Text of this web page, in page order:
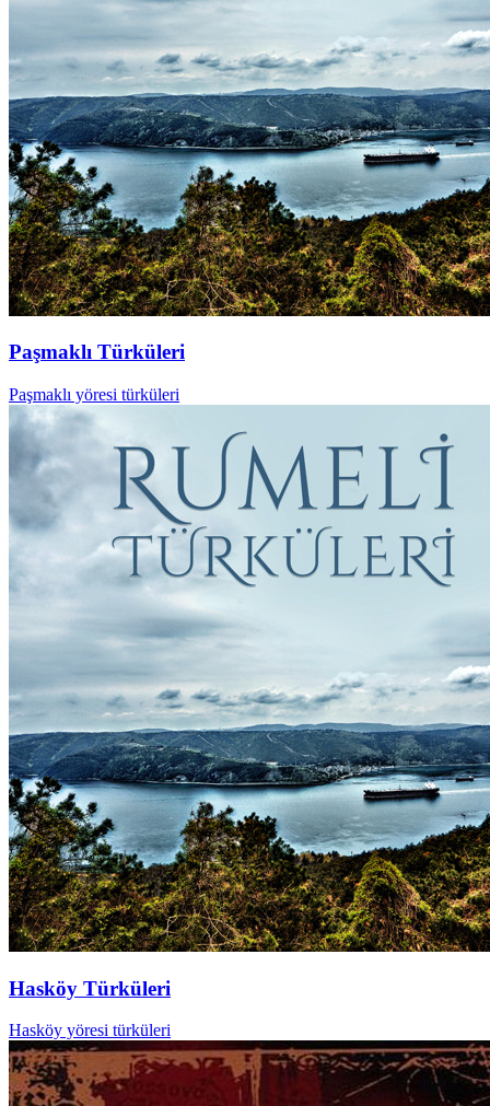
Paşmaklı Türküleri
Paşmaklı yöresi türküleri
Hasköy Türküleri
Hasköy yöresi türküleri